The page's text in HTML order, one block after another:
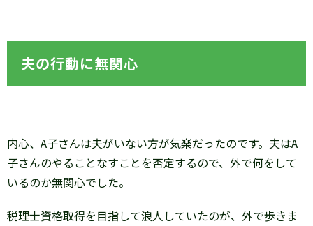
夫の行動に無関心
内心、A子さんは夫がいない方が気楽だったのです。夫はA
子さんのやることなすことを否定するので、外で何をして
いるのか無関心でした。
税理士資格取得を目指して浪人していたのが、外で歩きま